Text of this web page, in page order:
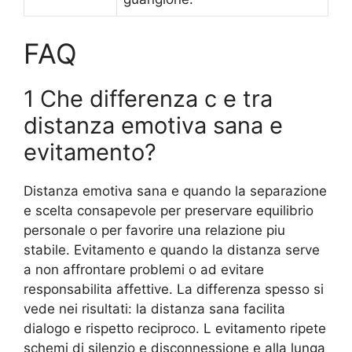
FAQ
1 Che differenza c e tra
distanza emotiva sana e
evitamento?
Distanza emotiva sana e quando la separazione
e scelta consapevole per preservare equilibrio
personale o per favorire una relazione piu
stabile. Evitamento e quando la distanza serve
a non affrontare problemi o ad evitare
responsabilita affettive. La differenza spesso si
vede nei risultati: la distanza sana facilita
dialogo e rispetto reciproco. L evitamento ripete
schemi di silenzio e disconnessione e alla lunga